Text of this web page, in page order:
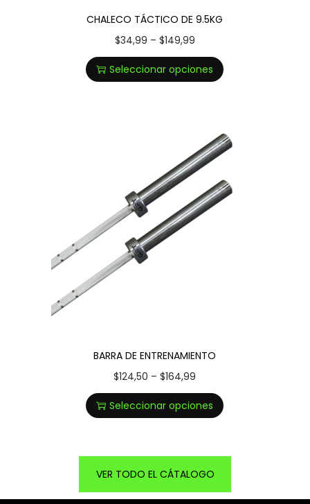
CHALECO TÁCTICO DE 9.5KG
$34,99 – $149,99
Seleccionar opciones
BARRA DE ENTRENAMIENTO
$124,50 – $164,99
Seleccionar opciones
VER TODO EL CÁTALOGO